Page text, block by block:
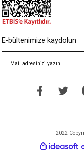
E-bültenimize kaydolun
2022